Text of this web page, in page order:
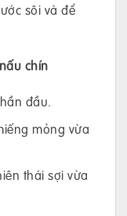
sôi và để
chín
đầu.
mỏng vừa
thái sợi vừa